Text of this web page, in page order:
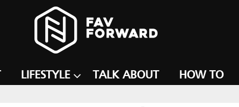
LIFESTYLE TALK ABOUT HOW TO